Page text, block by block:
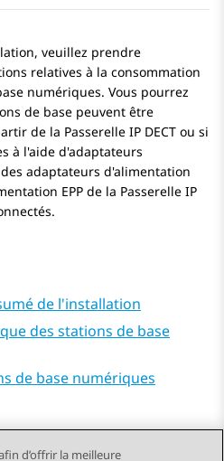
veuillez prendre
relatives à la consommation
numériques. Vous pourrez
de base peuvent être
de la Passerelle IP DECT ou si
à l'aide d'adaptateurs
adaptateurs d'alimentation
EPP de la Passerelle IP
de l'installation
des stations de base
de base numériques
d’offrir la meilleure